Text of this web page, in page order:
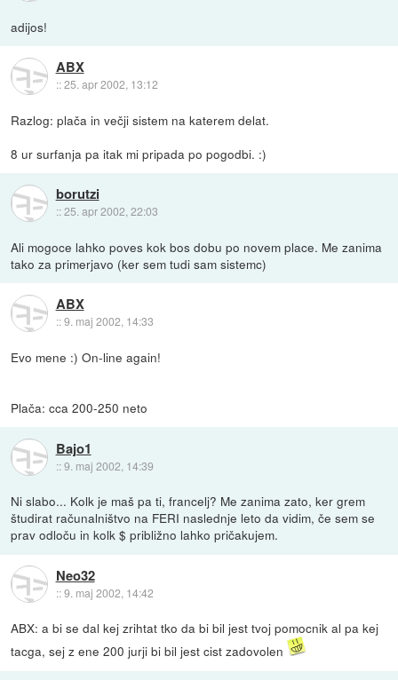
adijos!
ABX
::25. apr 2002, 13:12
Razlog: plača in večji sistem na katerem delat.
8 ur surfanja pa itak mi pripada po pogodbi. :)
borutzi
::25. apr 2002, 22:03
Ali mogoce lahko poves kok bos dobu po novem place. Me zanima
tako za primerjavo (ker sem tudi sam sistemc)
ABX
::9. maj 2002, 14:33
Evo mene :) On-line again!
Plača: cca 200-250 neto
Bajo1
::9. maj 2002, 14:39
Ni slabo... Kolk je maš pa ti, francelj? Me zanima zato, ker grem
študirat računalništvo na FERI naslednje leto da vidim, če sem se
prav odloču in kolk $ približno lahko pričakujem.
Neo32
::9. maj 2002, 14:42
ABX: a bi se dal kej zrihtat tko da bi bil jest tvoj pomocnik al pa kej
tacga, sej z ene 200 jurji bi bil jest cist zadovolen